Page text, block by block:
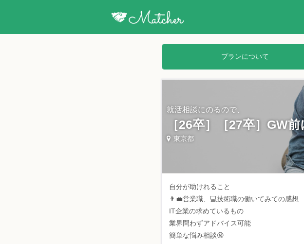
プランについて
就活相談にのるので、
［26卒］［27卒］GW
東京都
自分が助けれること
👨‍💼営業職、💻技術職の働いてみての感想
IT企業の求めているもの
業界問わずアドバイス可能
簡単な悩み相談😫